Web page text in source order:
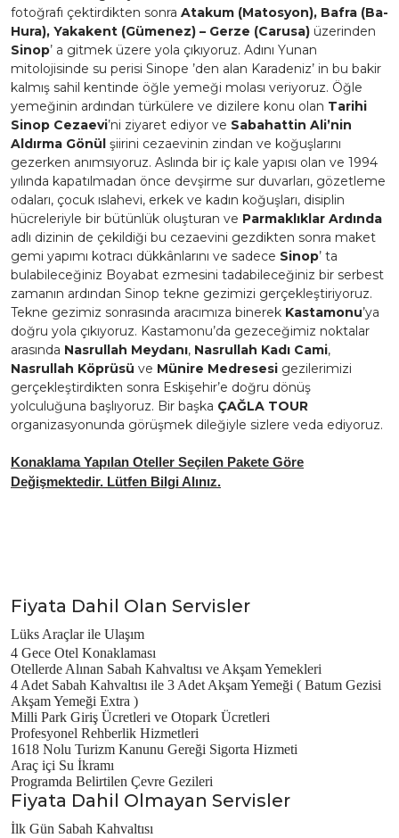
fotoğrafı çektirdikten sonra Atakum (Matosyon), Bafra (Ba-
Hura), Yakakent (Gümenez) – Gerze (Carusa) üzerinden
Sinop’ a gitmek üzere yola çıkıyoruz. Adını Yunan
mitolojisinde su perisi Sinope ’den alan Karadeniz’ in bu bakir
kalmış sahil kentinde öğle yemeği molası veriyoruz. Öğle
yemeğinin ardından türkülere ve dizilere konu olan Tarihi
Sinop Cezaevi’ni ziyaret ediyor ve Sabahattin Ali’nin
Aldırma Gönül şiirini cezaevinin zindan ve koğuşlarını
gezerken anımsıyoruz. Aslında bir iç kale yapısı olan ve 1994
yılında kapatılmadan önce devşirme sur duvarları, gözetleme
odaları, çocuk ıslahevi, erkek ve kadın koğuşları, disiplin
hücreleriyle bir bütünlük oluşturan ve Parmaklıklar Ardında
adlı dizinin de çekildiği bu cezaevini gezdikten sonra maket
gemi yapımı kotracı dükkânlarını ve sadece Sinop’ ta
bulabileceğiniz Boyabat ezmesini tadabileceğiniz bir serbest
zamanın ardından Sinop tekne gezimizi gerçekleştiriyoruz.
Tekne gezimiz sonrasında aracımıza binerek Kastamonu’ya
doğru yola çıkıyoruz. Kastamonu’da gezeceğimiz noktalar
arasında Nasrullah Meydanı, Nasrullah Kadı Cami,
Nasrullah Köprüsü ve Münire Medresesi gezilerimizi
gerçekleştirdikten sonra Eskişehir’e doğru dönüş
yolculuğuna başlıyoruz. Bir başka ÇAĞLA TOUR
organizasyonunda görüşmek dileğiyle sizlere veda ediyoruz.
Konaklama Yapılan Oteller Seçilen Pakete Göre
Değişmektedir. Lütfen Bilgi Alınız.
Fiyata Dahil Olan Servisler
Lüks Araçlar ile Ulaşım
4 Gece Otel Konaklaması
Otellerde Alınan Sabah Kahvaltısı ve Akşam Yemekleri
4 Adet Sabah Kahvaltısı ile 3 Adet Akşam Yemeği ( Batum Gezisi
Akşam Yemeği Extra )
Milli Park Giriş Ücretleri ve Otopark Ücretleri
Profesyonel Rehberlik Hizmetleri
1618 Nolu Turizm Kanunu Gereği Sigorta Hizmeti
Araç içi Su İkramı
Programda Belirtilen Çevre Gezileri
Fiyata Dahil Olmayan Servisler
İlk Gün Sabah Kahvaltısı